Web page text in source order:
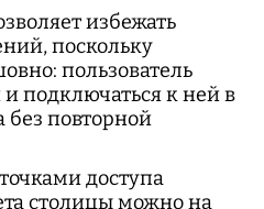
избежать
поскольку
пользователь
подключаться к ней в
без повторной
доступа
столицы можно на